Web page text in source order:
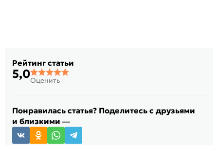
Рейтинг статьи
5,0Оценить
Понравилась статья? Поделитесь с друзьями
и близкими —